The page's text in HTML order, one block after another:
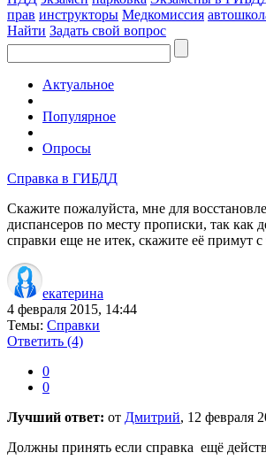
прав инструкторы Медкомиссия
Найти Задать свой вопрос
Актуальное
Популярное
Опросы
Справка в ГИБДД
Скажите пожалуйста, мне для
диспансеров по месту прописки, так как
справки еще не итек, скажите её примут
екатерина
4 февраля 2015, 14:44
Темы: Справки
Ответить (4)
0
0
Лучший ответ: от Дмитрий, 12 февраля
Должны принять если справка ещё